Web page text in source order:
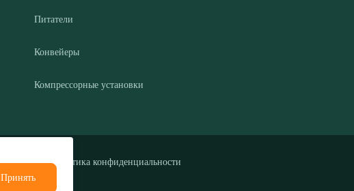
Питатели
Конвейеры
Компрессорные установки
Политика конфиденциальности
Принять